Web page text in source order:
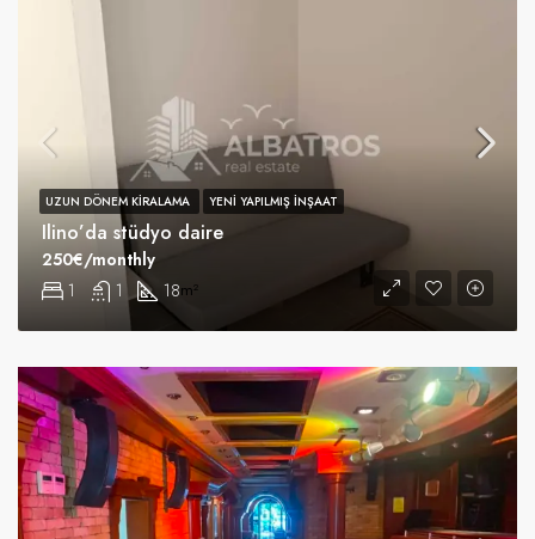
Ilino’da stüdyo daire
1 1 18m²
250€/monthly
UZUN DÖNEM KIRALAMA YENI YAPILMIŞ INŞAAT